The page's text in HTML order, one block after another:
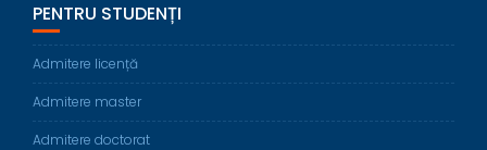
PENTRU STUDENȚI
Admitere licență
Admitere master
Admitere doctorat